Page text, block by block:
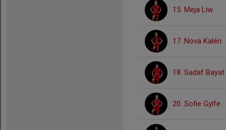
15. Meja Liw
17. Nova Kalén
18. Sadaf Bayat
20. Sofie Gylfe